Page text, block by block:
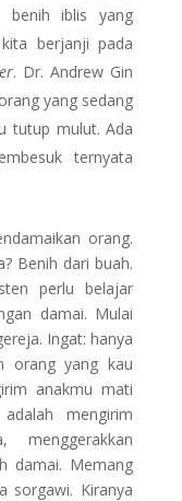
benih iblis yang
berjanji pada
. Dr. Andrew Gin
yang sedang
tutup mulut. Ada
ternyata
orang.
Benih dari buah.
perlu belajar
damai. Mulai
Ingat: hanya
orang yang kau
anakmu mati
mengirim
menggerakkan
damai. Memang
sorgawi. Kiranya